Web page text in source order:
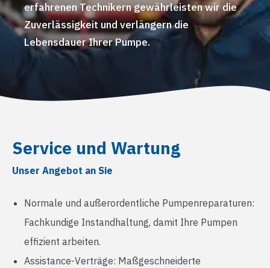
erfahrenen Technikern gewährleisten wir die
Zuverlässigkeit und verlängern die
Lebensdauer Ihrer Pumpe.
Service und Wartung
Unser Angebot an Sie
Normale und außerordentliche Pumpenreparaturen:
Fachkundige Instandhaltung, damit Ihre Pumpen
effizient arbeiten.
Assistance-Verträge: Maßgeschneiderte